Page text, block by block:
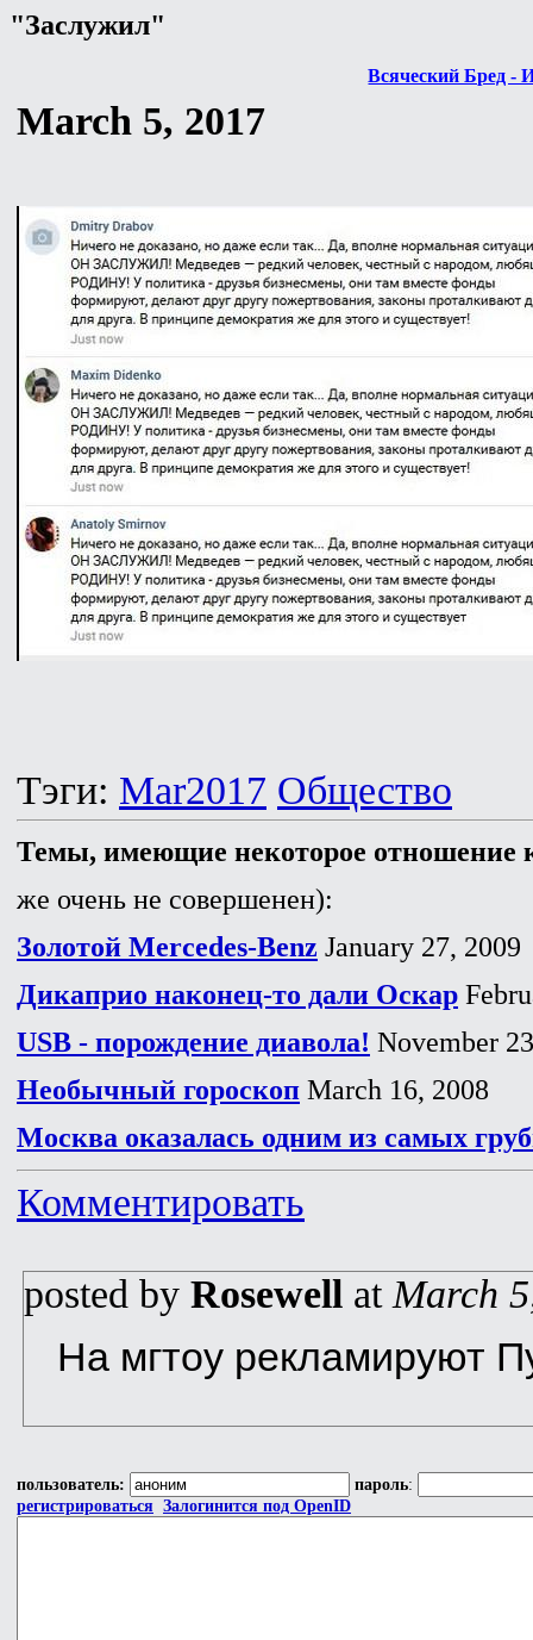
"Заслужил"
Всяческий Бред -
March 5, 2017
Тэги: Mar2017 Общество
Темы, имеющие некоторое отношение
же очень не совершенен):
Золотой Mercedes-Benz January 27, 2009
Дикаприо наконец-то дали Оскар
USB - порождение диавола! November
Необычный гороскоп March 16, 2008
Москва оказалась одним из самых
Комментировать
posted by Rosewell at March
На мгтоу рекламируют
пользователь: пароль:
регистрироваться Залогинится под OpenID